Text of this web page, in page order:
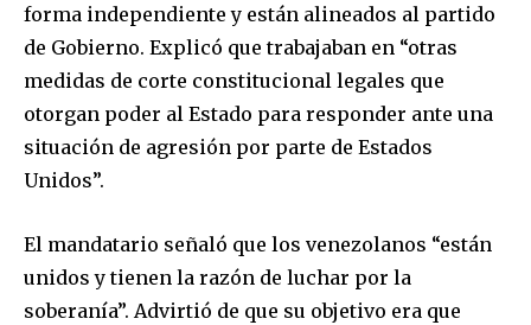
forma independiente y están alineados al partido
de Gobierno. Explicó que trabajaban en “otras
medidas de corte constitucional legales que
otorgan poder al Estado para responder ante una
situación de agresión por parte de Estados
Unidos”.
El mandatario señaló que los venezolanos “están
unidos y tienen la razón de luchar por la
soberanía”. Advirtió de que su objetivo era que